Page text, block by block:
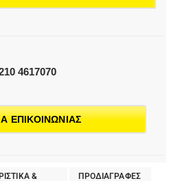
4617070
ΕΠΙΚΟΙΝΩΝΙΑΣ
&
ΠΡΟΔΙΑΓΡΑΦΕΣ